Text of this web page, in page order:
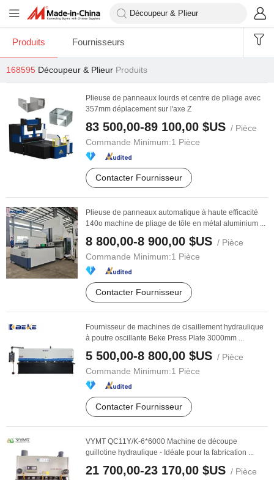
Produits Fournisseurs
168595 Découpeur & Plieur Produits
Plieuse de panneaux lourds et centre de pliage avec
357mm déplacement sur l'axe Z
83 500,00-89 100,00 $US / Pièce
Commande Minimum:1 Pièce
Contacter Fournisseur
Plieuse de panneaux automatique à haute efficacité
140o machine de pliage de tôle en métal aluminium ...
8 800,00-8 900,00 $US / Pièce
Commande Minimum:1 Pièce
Contacter Fournisseur
Fournisseur de machines de cisaillement hydraulique
à poutre oscillante Beke Press Plate 3000mm ...
5 500,00-8 800,00 $US / Pièce
Commande Minimum:1 Pièce
Contacter Fournisseur
VYMT QC11Y/K-6*6000 Machine de découpe
guillotine hydraulique - Idéale pour la fabrication ...
21 700,00-23 170,00 $US / Pièce